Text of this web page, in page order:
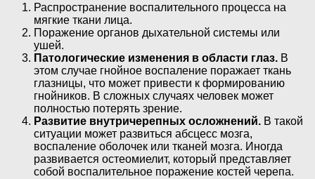
Распространение воспалительного процесса на
мягкие ткани лица.
Поражение органов дыхательной системы или
ушей.
Патологические изменения в области глаз. В
этом случае гнойное воспаление поражает ткань
глазницы, что может привести к формированию
гнойников. В сложных случаях человек может
полностью потерять зрение.
Развитие внутричерепных осложнений. В такой
ситуации может развиться абсцесс мозга,
воспаление оболочек или тканей мозга. Иногда
развивается остеомиелит, который представляет
собой воспалительное поражение костей черепа.